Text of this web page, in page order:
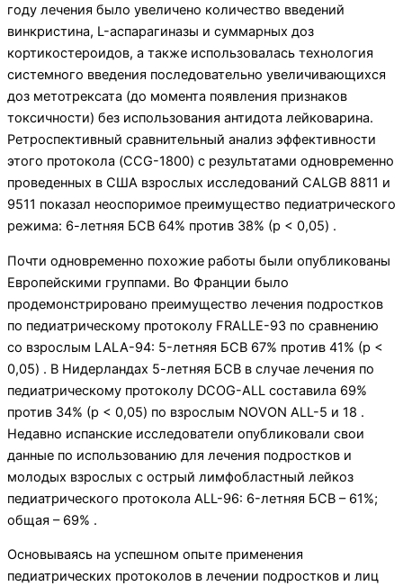
году лечения было увеличено количество введений
винкристина, L-аспарагиназы и суммарных доз
кортикостероидов, а также использовалась технология
системного введения последовательно увеличивающихся
доз метотрексата (до момента появления признаков
токсичности) без использования антидота лейковарина.
Ретроспективный сравнительный анализ эффективности
этого протокола (CCG-1800) с результатами одновременно
проведенных в США взрослых исследований CALGB 8811 и
9511 показал неоспоримое преимущество педиатрического
режима: 6-летняя БСВ 64% против 38% (p < 0,05) .
Почти одновременно похожие работы были опубликованы
Европейскими группами. Во Франции было
продемонстрировано преимущество лечения подростков
по педиатрическому протоколу FRALLE-93 по сравнению
со взрослым LALA-94: 5-летняя БСВ 67% против 41% (p <
0,05) . В Нидерландах 5-летняя БСВ в случае лечения по
педиатрическому протоколу DCOG-ALL составила 69%
против 34% (p < 0,05) по взрослым NOVON ALL-5 и 18 .
Недавно испанские исследователи опубликовали свои
данные по использованию для лечения подростков и
молодых взрослых с острый лимфобластный лейкоз
педиатрического протокола ALL-96: 6-летняя БСВ – 61%;
общая – 69% .
Основываясь на успешном опыте применения
педиатрических протоколов в лечении подростков и лиц